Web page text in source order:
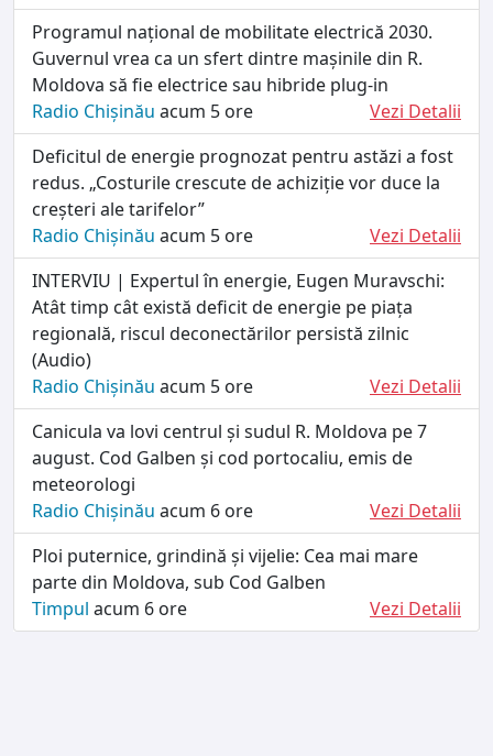
Programul național de mobilitate electrică 2030.
Guvernul vrea ca un sfert dintre mașinile din R.
Moldova să fie electrice sau hibride plug-in
Radio Chișinău acum 5 ore
Vezi Detalii
Deficitul de energie prognozat pentru astăzi a fost
redus. „Costurile crescute de achiziție vor duce la
creșteri ale tarifelor”
Radio Chișinău acum 5 ore
Vezi Detalii
INTERVIU | Expertul în energie, Eugen Muravschi:
Atât timp cât există deficit de energie pe piața
regională, riscul deconectărilor persistă zilnic
(Audio)
Radio Chișinău acum 5 ore
Vezi Detalii
Canicula va lovi centrul și sudul R. Moldova pe 7
august. Cod Galben și cod portocaliu, emis de
meteorologi
Radio Chișinău acum 6 ore
Vezi Detalii
Ploi puternice, grindină și vijelie: Cea mai mare
parte din Moldova, sub Cod Galben
Timpul acum 6 ore Vezi Detalii